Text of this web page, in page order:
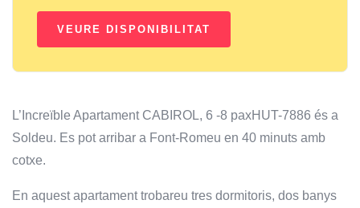
L’Increïble Apartament CABIROL, 6 -8 paxHUT-7886 és a
Soldeu. Es pot arribar a Font-Romeu en 40 minuts amb
cotxe.
En aquest apartament trobareu tres dormitoris, dos banys